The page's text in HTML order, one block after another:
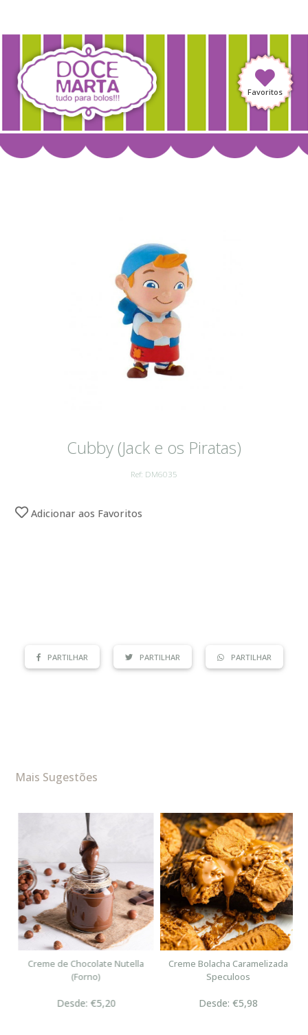
Favoritos
Cubby (Jack e os Piratas)
Ref: DM6035
Adicionar aos Favoritos
PARTILHAR PARTILHAR PARTILHAR
Mais Sugestões
Creme de Chocolate Nutella
(Forno)
Desde: €5,20
Creme Bolacha Caramelizada
Speculoos
Desde: €5,98